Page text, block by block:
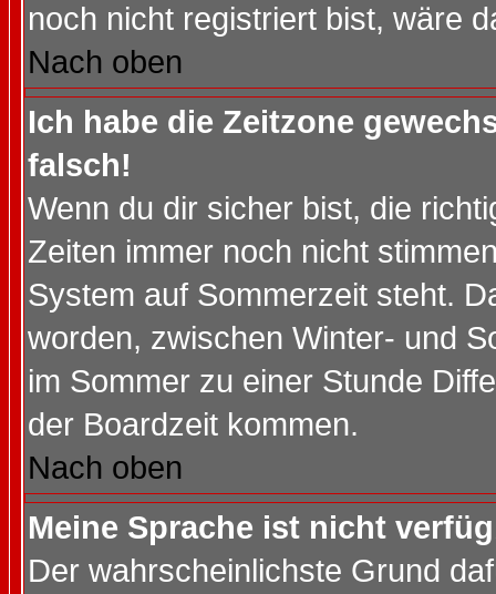
noch nicht registriert bist, wäre
Nach oben
Ich habe die Zeitzone
falsch!
Wenn du dir sicher bist, die
Zeiten immer noch nicht
System auf Sommerzeit steht.
worden, zwischen Winter- und
im Sommer zu einer Stunde
der Boardzeit kommen.
Nach oben
Meine Sprache ist nicht
Der wahrscheinlichste Grund